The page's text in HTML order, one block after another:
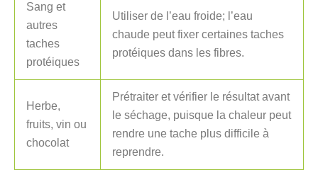
Sang et
autres
taches
protéiques
Utiliser de l’eau froide; l’eau
chaude peut fixer certaines taches
protéiques dans les fibres.
Herbe,
fruits, vin ou
chocolat
Prétraiter et vérifier le résultat avant
le séchage, puisque la chaleur peut
rendre une tache plus difficile à
reprendre.